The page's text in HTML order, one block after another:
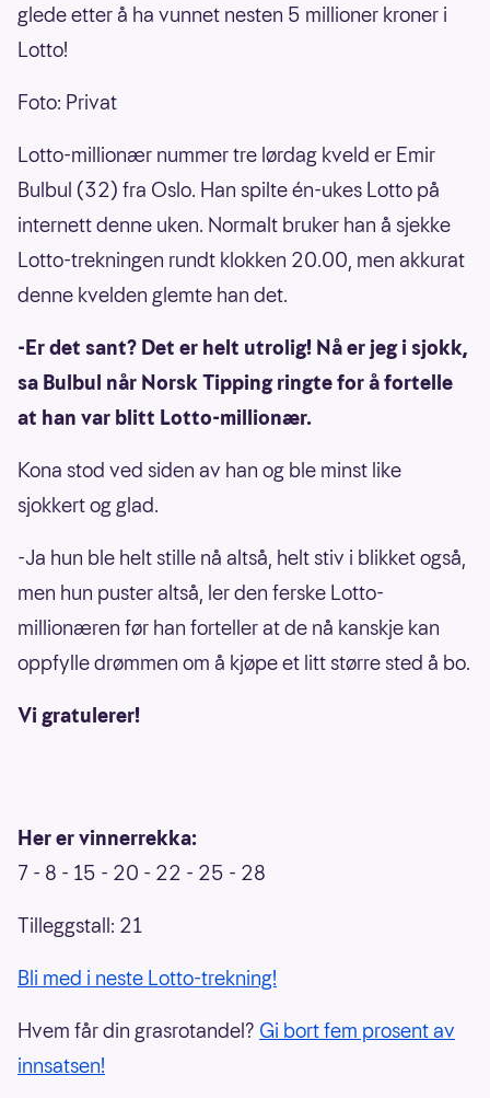
glede etter å ha vunnet nesten 5 millioner kroner i
Lotto!
Foto: Privat
Lotto-millionær nummer tre lørdag kveld er Emir
Bulbul (32) fra Oslo. Han spilte én-ukes Lotto på
internett denne uken. Normalt bruker han å sjekke
Lotto-trekningen rundt klokken 20.00, men akkurat
denne kvelden glemte han det.
-Er det sant? Det er helt utrolig! Nå er jeg i sjokk,
sa Bulbul når Norsk Tipping ringte for å fortelle
at han var blitt Lotto-millionær.
Kona stod ved siden av han og ble minst like
sjokkert og glad.
-Ja hun ble helt stille nå altså, helt stiv i blikket også,
men hun puster altså, ler den ferske Lotto-
millionæren før han forteller at de nå kanskje kan
oppfylle drømmen om å kjøpe et litt større sted å bo.
Vi gratulerer!
Her er vinnerrekka:
7 - 8 - 15 - 20 - 22 - 25 - 28
Tilleggstall: 21
Bli med i neste Lotto-trekning!
Hvem får din grasrotandel? Gi bort fem prosent av
innsatsen!